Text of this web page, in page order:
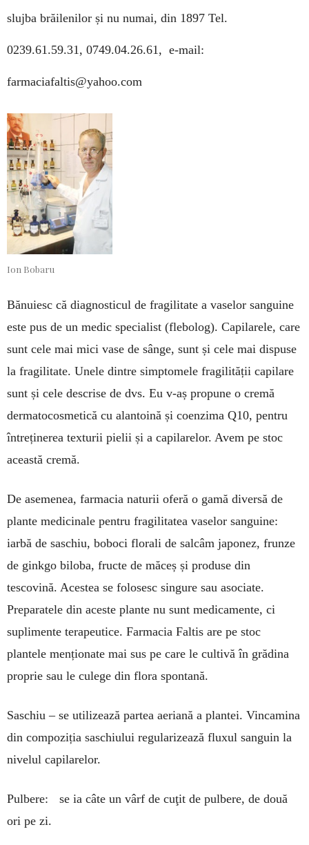
slujba brăilenilor și nu numai, din 1897 Tel.
0239.61.59.31, 0749.04.26.61, e-mail:
farmaciafaltis@yahoo.com
Ion Bobaru
Bănuiesc că diagnosticul de fragilitate a vaselor sanguine
este pus de un medic specialist (flebolog). Capilarele, care
sunt cele mai mici vase de sânge, sunt și cele mai dispuse
la fragilitate. Unele dintre simptomele fragilității capilare
sunt și cele descrise de dvs. Eu v-aș propune o cremă
dermatocosmetică cu alantoină și coenzima Q10, pentru
întreținerea texturii pielii și a capilarelor. Avem pe stoc
această cremă.
De asemenea, farmacia naturii oferă o gamă diversă de
plante medicinale pentru fragilitatea vaselor sanguine:
iarbă de saschiu, boboci florali de salcâm japonez, frunze
de ginkgo biloba, fructe de măceș și produse din
tescovină. Acestea se folosesc singure sau asociate.
Preparatele din aceste plante nu sunt medicamente, ci
suplimente terapeutice. Farmacia Faltis are pe stoc
plantele menționate mai sus pe care le cultivă în grădina
proprie sau le culege din flora spontană.
Saschiu – se utilizează partea aeriană a plantei. Vincamina
din compoziția saschiului regularizează fluxul sanguin la
nivelul capilarelor.
Pulbere: se ia câte un vârf de cuţit de pulbere, de două
ori pe zi.